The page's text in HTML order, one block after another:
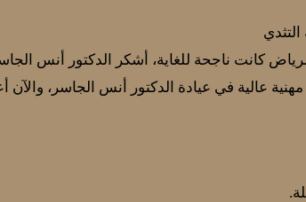
كانت ناجحة للغاية، أشكر الدكتور أنس
عالية في عيادة الدكتور أنس الجاسر، والآن